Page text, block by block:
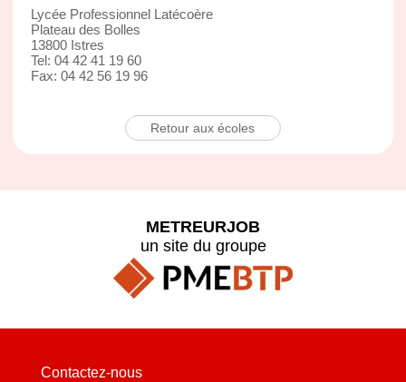
Lycée Professionnel Latécoère
Plateau des Bolles
13800 Istres
Tel: 04 42 41 19 60
Fax: 04 42 56 19 96
Retour aux écoles
METREURJOB
un site du groupe
Contactez-nous